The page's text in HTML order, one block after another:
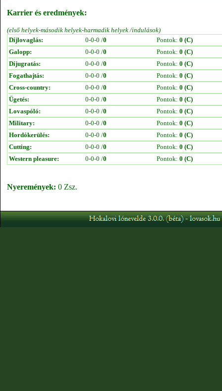
Karrier és eredmények:
(első helyek-második helyek-harmadik helyek /indulások)
Díjlovaglás:
0-0-0 /0 Pontok: 0 (C)
Galopp:
0-0-0 /0 Pontok: 0 (C)
Díjugratás:
0-0-0 /0 Pontok: 0 (C)
Fogathajtás:
0-0-0 /0 Pontok: 0 (C)
Cross-country:
0-0-0 /0 Pontok: 0 (C)
Ügetés:
0-0-0 /0 Pontok: 0 (C)
Lovaspóló:
0-0-0 /0 Pontok: 0 (C)
Military:
0-0-0 /0 Pontok: 0 (C)
Hordókerülés:
0-0-0 /0 Pontok: 0 (C)
Cutting:
0-0-0 /0 Pontok: 0 (C)
Western pleasure:
0-0-0 /0 Pontok: 0 (C)
Nyeremények: 0 Zsz.